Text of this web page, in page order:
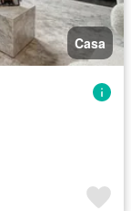
Casa